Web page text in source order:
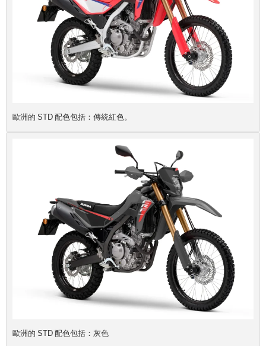
歐洲的 STD 配色包括：傳統紅色。
歐洲的 STD 配色包括：灰色